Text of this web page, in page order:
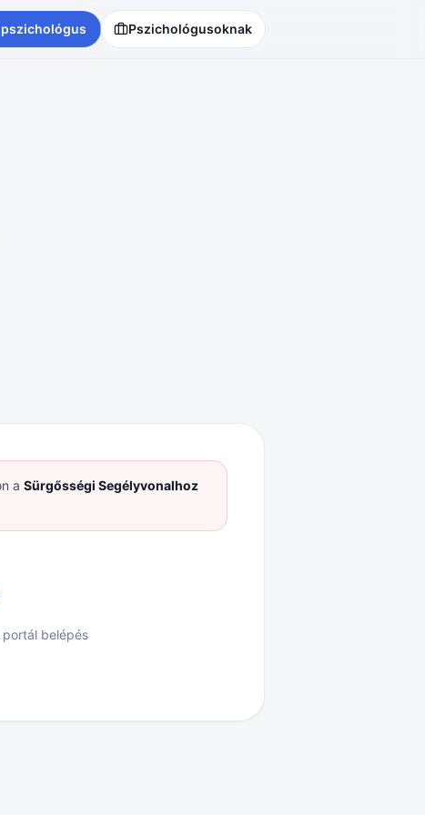
Pszichológusoknak
a Sürgősségi Segélyvonalhoz
portál belépés